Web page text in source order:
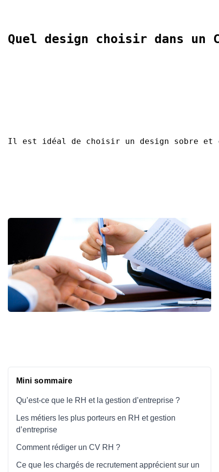
Quel design choisir dans un
Il est idéal de choisir un design sobre et
Mini sommaire
Qu’est-ce que le RH et la gestion d’entreprise ?
Les métiers les plus porteurs en RH et gestion
d’entreprise
Comment rédiger un CV RH ?
Ce que les chargés de recrutement apprécient sur un